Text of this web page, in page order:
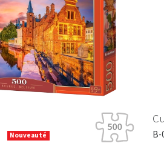
Nouveauté B-